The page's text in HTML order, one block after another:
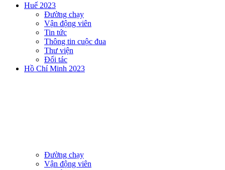
Huế 2023
Đường chạy
Vận động viên
Tin tức
Thông tin cuộc đua
Thư viện
Đối tác
Hồ Chí Minh 2023
Đường chạy
Vận động viên